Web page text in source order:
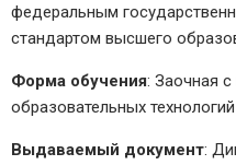
федеральным
стандартом высшего
Форма обучения: Заочная
образовательных технологий
Выдаваемый документ: